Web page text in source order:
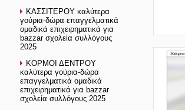
ΚΑΣΣΙΤΕΡΟΥ καλύτερα
γούρια-δώρα επαγγελματικά
ομαδικά επιχειρηματικά για
bazzar σχολεία συλλόγους
2025
ΚΟΡΜΟΙ ΔΕΝΤΡΟΥ
καλύτερα γούρια-δώρα
επαγγελματικά ομαδικά
επιχειρηματικά για bazzar
σχολεία συλλόγους 2025